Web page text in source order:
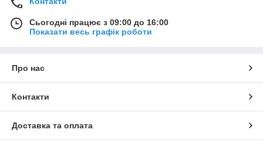
Сьогодні працює з 09:00 до 16:00
Показати весь графік роботи
Про нас
Контакти
Доставка та оплата